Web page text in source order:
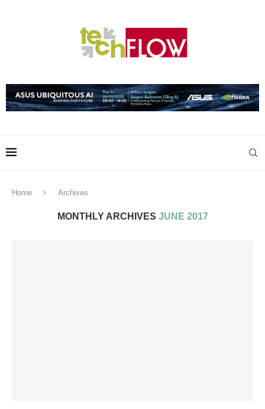
Home Archives
MONTHLY ARCHIVES JUNE 2017